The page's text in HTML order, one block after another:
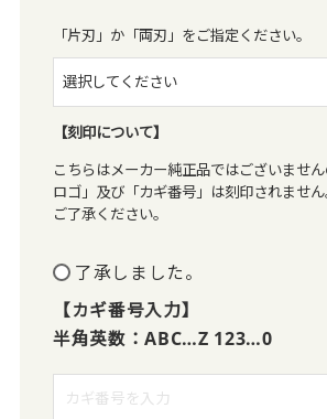
「片刃」か「両刃」をご指定ください。
【刻印について】
こちらはメーカー純正品ではございませ
ロゴ」及び「カギ番号」は刻印されません
ご了承ください。
了承しました。
【カギ番号入力】
半角英数：ABC…Z 123…0